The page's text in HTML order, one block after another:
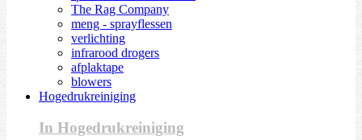
The Rag Company
meng - sprayflessen
verlichting
infrarood drogers
afplaktape
blowers
Hogedrukreiniging
In Hogedrukreiniging